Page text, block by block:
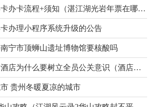
卡流程+须知（湛江湖光岩年票在哪里买）
办理小程序系统升级的公告
宁市顶蛳山遗址博物馆要核酸吗
要树立全员公关意识（酒店为什么要树立全员公关意识呢）
贵州冬暖夏凉的城市